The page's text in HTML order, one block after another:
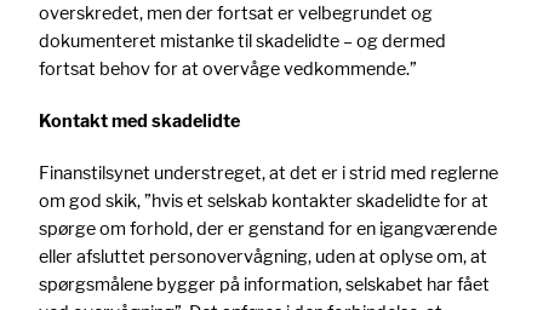
overskredet, men der fortsat er velbegrundet og
dokumenteret mistanke til skadelidte – og dermed
fortsat behov for at overvåge vedkommende.”
Kontakt med skadelidte
Finanstilsynet understreget, at det er i strid med reglerne
om god skik, ”hvis et selskab kontakter skadelidte for at
spørge om forhold, der er genstand for en igangværende
eller afsluttet personovervågning, uden at oplyse om, at
spørgsmålene bygger på information, selskabet har fået